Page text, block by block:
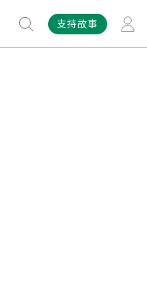
支持故事